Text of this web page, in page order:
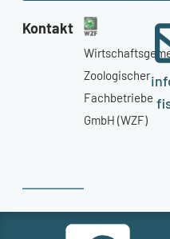
Kontakt
Zoologischer
Fachbetriebe
GmbH (WZF)